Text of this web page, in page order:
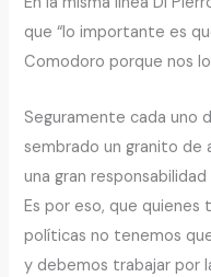
que “lo importante es
Comodoro porque nos
Seguramente cada uno
sembrado un granito de
una gran
Es por eso, que quienes
políticas no tenemos
y debemos trabajar por